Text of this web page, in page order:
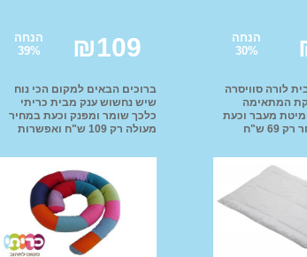
קיץ רותח בצ'יפופו!
הנחה
30%
לורה סוויסרה
המתאימה
מעבר וכעת
במחיר מסחרחר רק 69 ש"ח
₪109
הנחה
39%
ברוכים הבאים למקום הכי נוח
שיש נחשוש ענק מבית כריתי
כלכך שומר ומפנק וכעת במחיר
מעולה רק 109 ש"ח ואפשרות